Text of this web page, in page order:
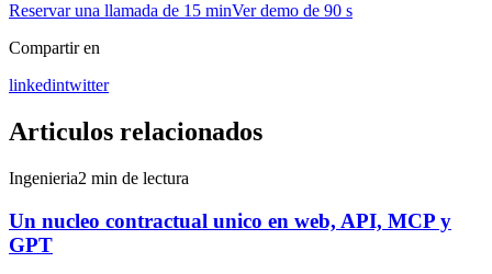
Reservar una llamada de 15 minVer demo de 90 s
Compartir en
linkedintwitter
Articulos relacionados
Ingenieria2 min de lectura
Un nucleo contractual unico en web, API, MCP y
GPT